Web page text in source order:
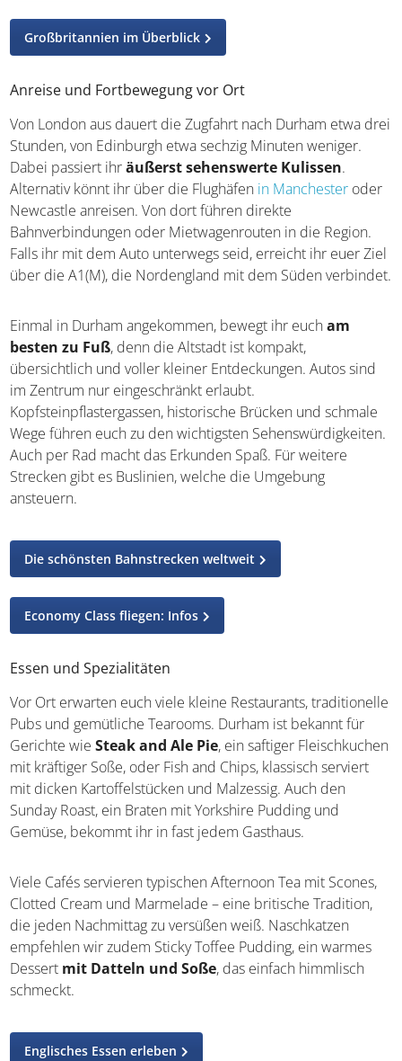
Großbritannien im Überblick
Anreise und Fortbewegung vor Ort
Von London aus dauert die Zugfahrt nach Durham etwa drei
Stunden, von Edinburgh etwa sechzig Minuten weniger.
Dabei passiert ihräußerst sehenswerte Kulissen.
Alternativ könnt ihr über die Flughäfen in Manchester oder
Newcastle anreisen. Von dort führen direkte
Bahnverbindungen oder Mietwagenrouten in die Region.
Falls ihr mit dem Auto unterwegs seid, erreicht ihr euer Ziel
über die A1(M), die Nordengland mit dem Süden verbindet.
Einmal in Durham angekommen, bewegt ihr eucham
besten zu Fuß, denn die Altstadt ist kompakt,
übersichtlich und voller kleiner Entdeckungen. Autos sind
im Zentrum nur eingeschränkt erlaubt.
Kopfsteinpflastergassen, historische Brücken und schmale
Wege führen euch zu den wichtigsten Sehenswürdigkeiten.
Auch per Rad macht das Erkunden Spaß. Für weitere
Strecken gibt es Buslinien, welche die Umgebung
ansteuern.
Die schönsten Bahnstrecken weltweit
Economy Class fliegen: Infos
Essen und Spezialitäten
Vor Ort erwarten euch viele kleine Restaurants, traditionelle
Pubs und gemütliche Tearooms. Durham ist bekannt für
Gerichte wieSteak and Ale Pie, ein saftiger Fleischkuchen
mit kräftiger Soße, oder Fish and Chips, klassisch serviert
mit dicken Kartoffelstücken und Malzessig. Auch den
Sunday Roast, ein Braten mit Yorkshire Pudding und
Gemüse, bekommt ihr in fast jedem Gasthaus.
Viele Cafés servieren typischen Afternoon Tea mit Scones,
Clotted Cream und Marmelade – eine britische Tradition,
die jeden Nachmittag zu versüßen weiß. Naschkatzen
empfehlen wir zudem Sticky Toffee Pudding, ein warmes
Dessert mit Datteln und Soße, das einfach himmlisch
schmeckt.
Englisches Essen erleben